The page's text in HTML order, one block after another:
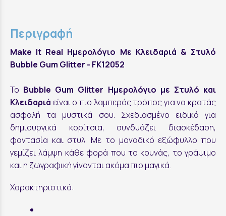
Περιγραφή
Make It Real Ημερολόγιο Με Κλειδαριά & Στυλό
Bubble Gum Glitter - FK12052
Το Bubble Gum Glitter Ημερολόγιο με Στυλό και
Κλειδαριά είναι ο πιο λαμπερός τρόπος για να κρατάς
ασφαλή τα μυστικά σου. Σχεδιασμένο ειδικά για
δημιουργικά κορίτσια, συνδυάζει διασκέδαση,
φαντασία και στυλ. Με το μοναδικό εξώφυλλο που
γεμίζει λάμψη κάθε φορά που το κουνάς, το γράψιμο
και η ζωγραφική γίνονται ακόμα πιο μαγικά.
Χαρακτηριστικά: